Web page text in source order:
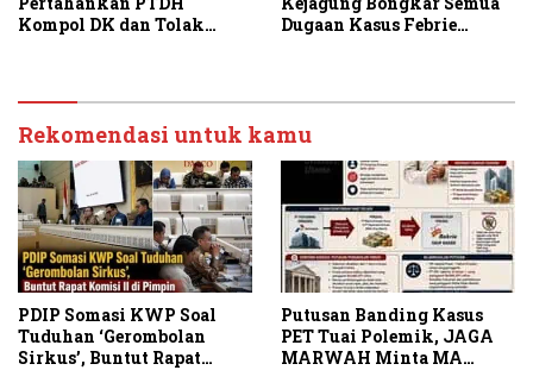
Kompol DK dan Tolak
Dugaan Kasus Febrie
Rekomendasi untuk kamu
PDIP Somasi KWP Soal
Tuduhan ‘Gerombolan
Sirkus’, Buntut Rapat
Putusan Banding Kasus
PET Tuai Polemik, JAGA
MARWAH Minta MA